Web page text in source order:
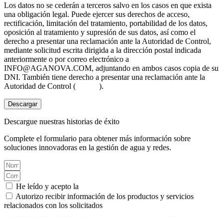
Los datos no se cederán a terceros salvo en los casos en que exista
una obligación legal. Puede ejercer sus derechos de acceso,
rectificación, limitación del tratamiento, portabilidad de los datos,
oposición al tratamiento y supresión de sus datos, así como el
derecho a presentar una reclamación ante la Autoridad de Control,
mediante solicitud escrita dirigida a la dirección postal indicada
anteriormente o por correo electrónico a
INFO@AGANOVA.COM, adjuntando en ambos casos copia de su
DNI. También tiene derecho a presentar una reclamación ante la
Autoridad de Control (
).
Descargar
Descargue nuestras historias de éxito
Complete el formulario para obtener más información sobre
soluciones innovadoras en la gestión de agua y redes.
He leído y acepto la
Autorizo recibir información de los productos y servicios
relacionados con los solicitados